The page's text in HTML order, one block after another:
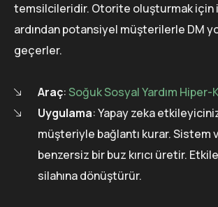
temsilcileridir. Otorite oluşturmak için
ardından potansiyel müşterilerle DM
geçerler.
Araç:Soğuk Sosyal Yardım
Uygulama: Yapay zeka
müşteriyle bağlantı kurar. Sistem
benzersiz bir buz kırıcı üretir.
silahına dönüştürür.